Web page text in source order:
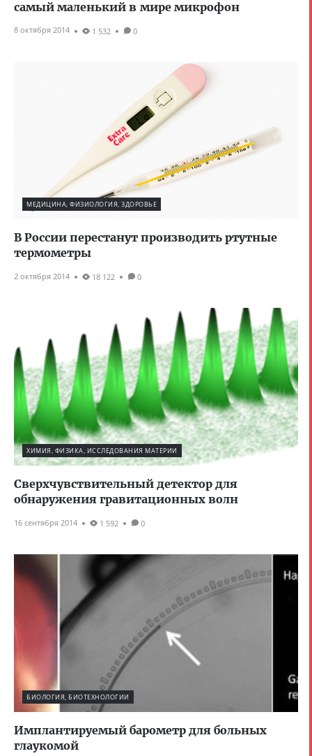
самый маленький в мире микрофон
8 октября 2014 1 532 0
МЕДИЦИНА, ФИЗИОЛОГИЯ, ЗДОРОВЬЕ
В России перестанут производить ртутные
термометры
2 октября 2014 18 122 0
ХИМИЯ, ФИЗИКА, ИССЛЕДОВАНИЯ МАТЕРИИ
Сверхчувствительный детектор для
обнаружения гравитационных волн
16 сентября 2014 1 592 0
БИОЛОГИЯ, БИОТЕХНОЛОГИИ
Имплантируемый барометр для больных
глаукомой